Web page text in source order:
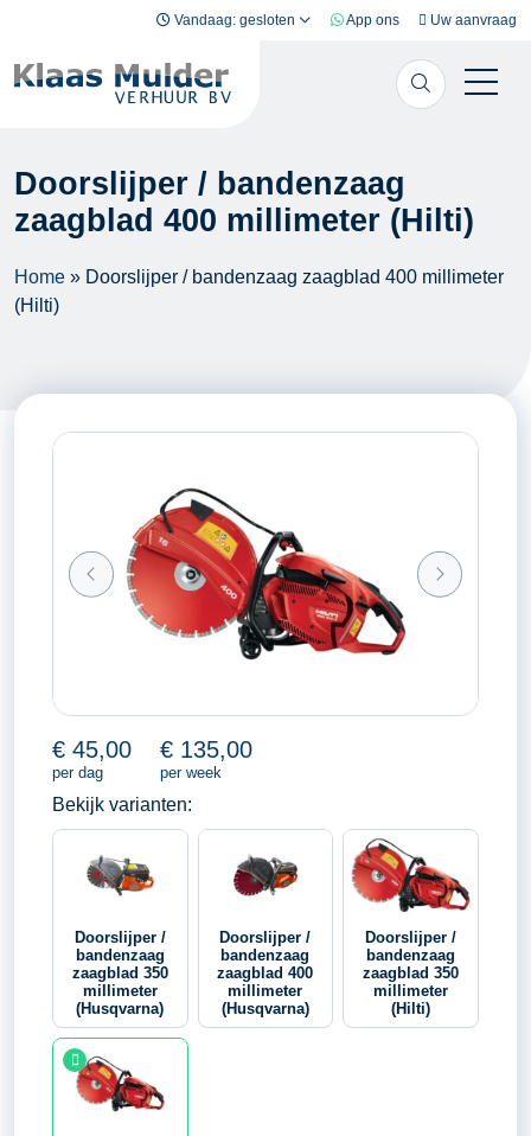
Vandaag: gesloten App ons Uw aanvraag
Doorslijper / bandenzaag
zaagblad 400 millimeter (Hilti)
Home » Doorslijper / bandenzaag zaagblad 400 millimeter
(Hilti)
€ 45,00
per dag
€ 135,00
per week
Bekijk varianten:
Doorslijper /
bandenzaag
zaagblad 350
millimeter
(Husqvarna)
Doorslijper /
bandenzaag
zaagblad 400
millimeter
(Husqvarna)
Doorslijper /
bandenzaag
zaagblad 350
millimeter
(Hilti)